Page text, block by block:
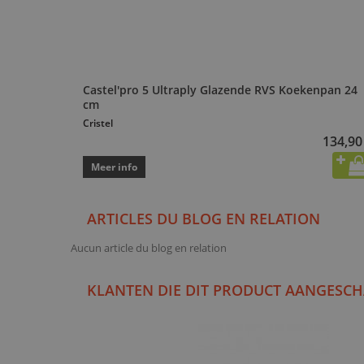
Castel'pro 5 Ultraply Glazende RVS Koekenpan 24
cm
Cristel
Meer info
ARTICLES DU BLOG EN RELATION
Aucun article du blog en relation
KLANTEN DIE DIT PRODUCT